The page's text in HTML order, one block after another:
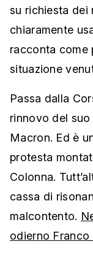
su richiesta dei
chiaramente
racconta come
situazione
Passa dalla
rinnovo del suo
Macron. Ed è
protesta
Colonna.
cassa di
malcontento.
odierno Franco